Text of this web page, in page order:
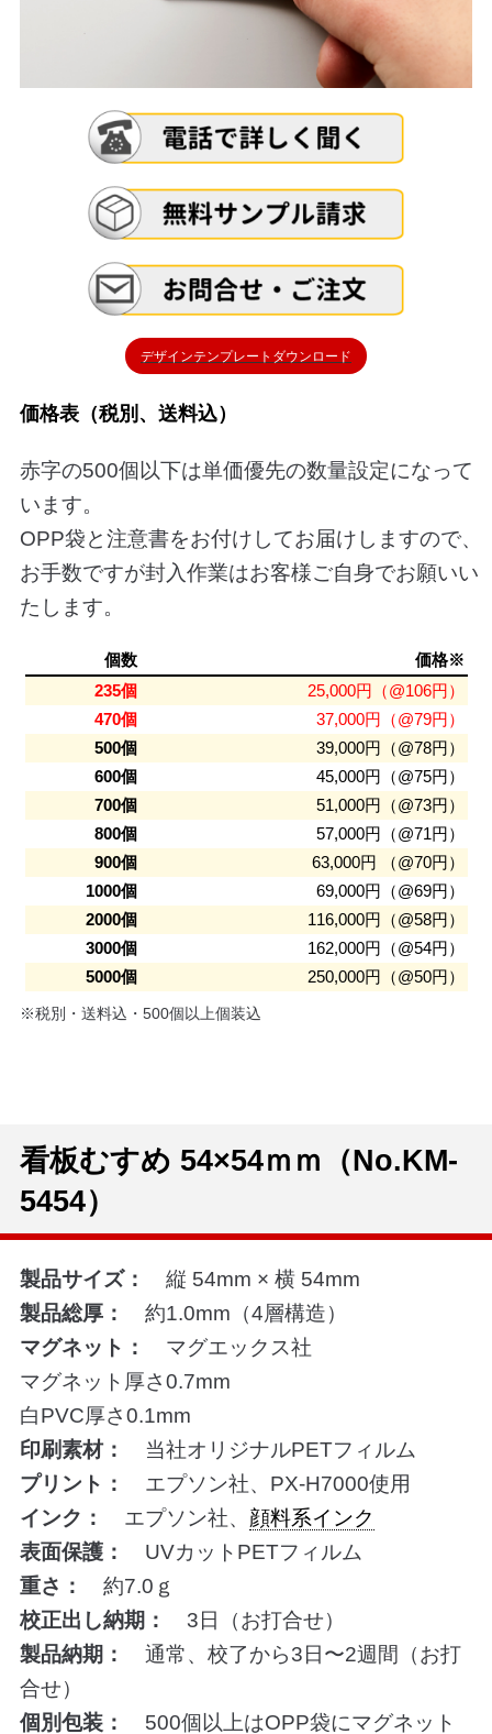
デザインテンプレートダウンロード
価格表（税別、送料込）
赤字の500個以下は単価優先の数量設定になって
います。
OPP袋と注意書をお付けしてお届けしますので、
お手数ですが封入作業はお客様ご自身でお願いい
たします。
個数
価格※
235個
25,000円（@106円）
470個
37,000円（@79円）
500個
39,000円（@78円）
600個
45,000円（@75円）
700個
51,000円（@73円）
800個
57,000円（@71円）
900個
63,000円 （@70円）
1000個
69,000円（@69円）
2000個
116,000円（@58円）
3000個
162,000円（@54円）
5000個
250,000円（@50円）
※税別・送料込・500個以上個装込
看板むすめ 54×54ｍｍ（No.KM-
5454）
製品サイズ： 縦 54mm × 横 54mm
製品総厚：
約1.0mm（4層構造）
マグネット：
マグエックス社
マグネット厚さ0.7mm
白PVC厚さ0.1mm
印刷素材：
当社オリジナルPETフィルム
プリント：
エプソン社、PX-H7000使用
インク：
エプソン社、 顔料系インク
表面保護：
UVカットPETフィルム
重さ：
約7.0ｇ
校正出し納期：
3日（お打合せ）
製品納期：
通常、校了から3日〜2週間（お打
合せ）
個別包装：
500個以上はOPP袋にマグネット